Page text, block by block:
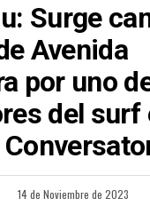
Surge
Avenida
por uno
del surf
14 de Noviembre de 2023